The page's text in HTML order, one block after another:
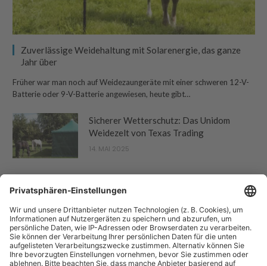
Zuverlässige Weidehaltung mit Solarenergie, das ganze
Jahr über
Früher war man noch auf Weidezaungeräte mit einer schweren 12-V-
Batterie oder 9-V-Batterie angewiesen, heute gibt…
Sicherer Wetterschutz: Das Unidom
Weidezelt von Texas Trading
14. MAI 2025